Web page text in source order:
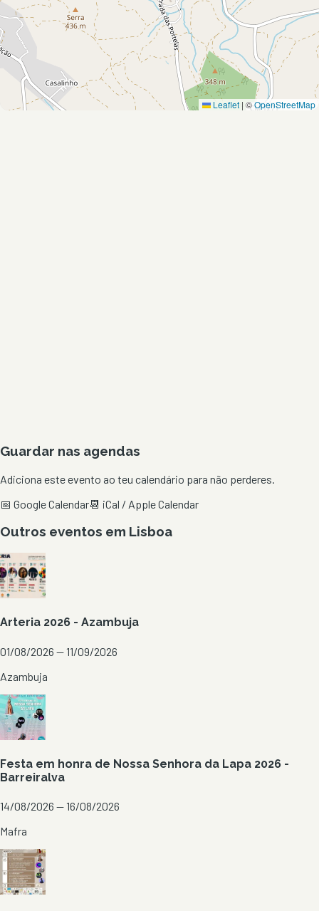
Leaflet | ©OpenStreetMap
Guardar nas agendas
Adiciona este evento ao teu calendário para não perderes.
📅 Google Calendar📆 iCal / Apple Calendar
Outros eventos em Lisboa
Arteria 2026 - Azambuja
01/08/2026 — 11/09/2026
Azambuja
Festa em honra de Nossa Senhora da Lapa 2026 -
Barreiralva
14/08/2026 — 16/08/2026
Mafra